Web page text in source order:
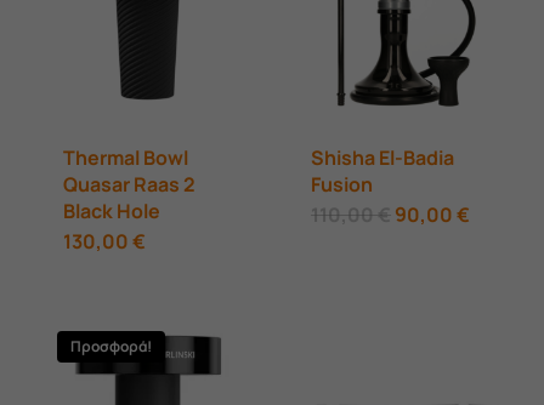
Thermal Bowl
Quasar Raas 2
Black Hole
130,00€
Shisha El-Badia
Fusion
110,00 € Original
price
90,00€
Προσφορά!